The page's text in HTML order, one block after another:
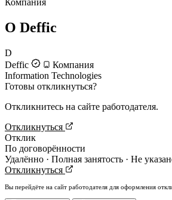
Компания
О Deffic
D
Deffic
Компания
Information Technologies
Готовы откликнуться?
Откликнитесь на сайте работодателя.
Откликнуться
Отклик
По договорённости
Удалённо · Полная занятость · Не
Откликнуться
Вы перейдёте на сайт работодателя для оформления